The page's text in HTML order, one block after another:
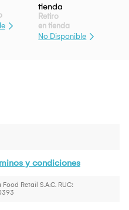
Retiro
en tienda
No Disponible
y condiciones
Retail S.A.C. RUC: